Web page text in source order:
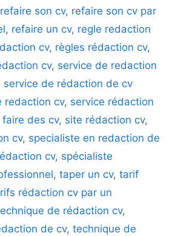
refaire son cv, refaire son cv par
, refaire un cv, regle redaction
cv, règles rédaction cv,
cv, service de redaction
service de rédaction de cv
redaction cv, service rédaction
des cv, site rédaction cv,
cv, specialiste en redaction de
cv, spécialiste
, taper un cv, tarif
rédaction cv par un
de rédaction cv,
de cv, technique de